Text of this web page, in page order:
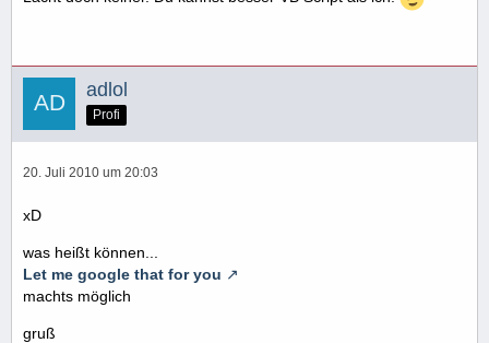
adlol
Profi
20. Juli 2010 um 20:03
xD
was heißt können...
Let me google that for you
machts möglich
gruß